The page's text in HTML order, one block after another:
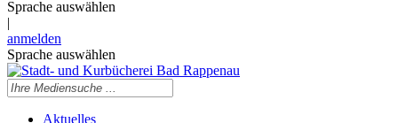
Sprache auswählen
|
anmelden
Sprache auswählen
Aktuelles